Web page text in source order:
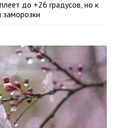
до +26 градусов, но к